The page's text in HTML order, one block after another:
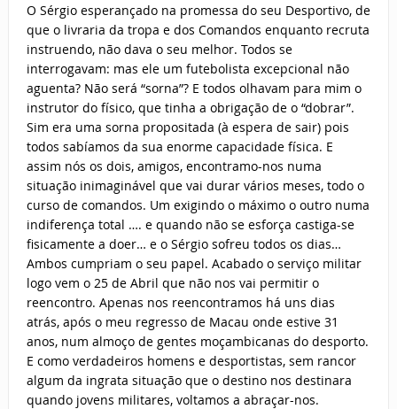
O Sérgio esperançado na promessa do seu Desportivo, de
que o livraria da tropa e dos Comandos enquanto recruta
instruendo, não dava o seu melhor. Todos se
interrogavam: mas ele um futebolista excepcional não
aguenta? Não será “sorna”? E todos olhavam para mim o
instrutor do físico, que tinha a obrigação de o “dobrar”.
Sim era uma sorna propositada (à espera de sair) pois
todos sabíamos da sua enorme capacidade física. E
assim nós os dois, amigos, encontramo-nos numa
situação inimaginável que vai durar vários meses, todo o
curso de comandos. Um exigindo o máximo o outro numa
indiferença total …. e quando não se esforça castiga-se
fisicamente a doer… e o Sérgio sofreu todos os dias…
Ambos cumpriam o seu papel. Acabado o serviço militar
logo vem o 25 de Abril que não nos vai permitir o
reencontro. Apenas nos reencontramos há uns dias
atrás, após o meu regresso de Macau onde estive 31
anos, num almoço de gentes moçambicanas do desporto.
E como verdadeiros homens e desportistas, sem rancor
algum da ingrata situação que o destino nos destinara
quando jovens militares, voltamos a abraçar-nos.